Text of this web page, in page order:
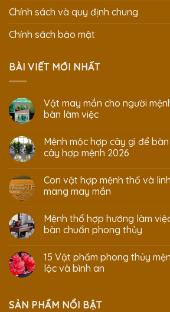
Chính sách và quy định chung
Chính sách bảo mật
BÀI VIẾT MỚI NHẤT
Vật may mắn cho người
bàn làm việc
Mệnh mộc hợp cây gì để
cây hợp mệnh 2026
Con vật hợp mệnh thổ và
mang may mắn
Mệnh thổ hợp hướng làm
bàn chuẩn phong thủy
15 Vật phẩm phong thủy
lộc và bình an
SẢN PHẨM NỔI BẬT